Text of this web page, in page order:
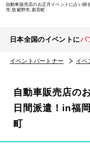
自動車販売店のお正月イベントに占い師
市,筑紫野市,新宮町
日本全国のイベントにパ
イベントパートナー イベ
自動車販売店の
日間派遣！in福
町